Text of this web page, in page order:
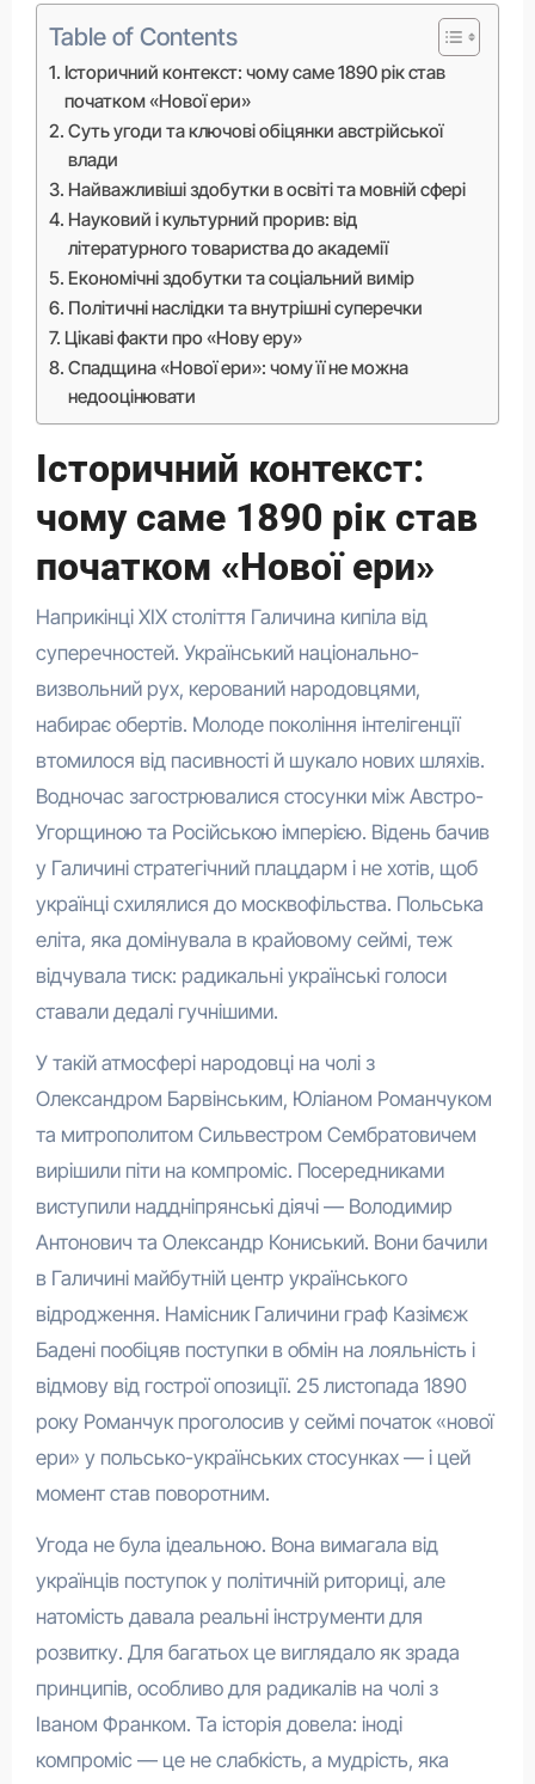
Table of Contents
Історичний контекст: чому саме 1890 рік став
початком «Нової ери»
Суть угоди та ключові обіцянки австрійської
влади
Найважливіші здобутки в освіті та мовній сфері
Науковий і культурний прорив: від
літературного товариства до академії
Економічні здобутки та соціальний вимір
Політичні наслідки та внутрішні суперечки
Цікаві факти про «Нову еру»
Спадщина «Нової ери»: чому її не можна
недооцінювати
Історичний контекст:
чому саме 1890 рік став
початком «Нової ери»
Наприкінці XIX століття Галичина кипіла від
суперечностей. Український національно-
визвольний рух, керований народовцями,
набирає обертів. Молоде покоління інтелігенції
втомилося від пасивності й шукало нових шляхів.
Водночас загострювалися стосунки між Австро-
Угорщиною та Російською імперією. Відень бачив
у Галичині стратегічний плацдарм і не хотів, щоб
українці схилялися до москвофільства. Польська
еліта, яка домінувала в крайовому сеймі, теж
відчувала тиск: радикальні українські голоси
ставали дедалі гучнішими.
У такій атмосфері народовці на чолі з
Олександром Барвінським, Юліаном Романчуком
та митрополитом Сильвестром Сембратовичем
вирішили піти на компроміс. Посередниками
виступили наддніпрянські діячі — Володимир
Антонович та Олександр Кониський. Вони бачили
в Галичині майбутній центр українського
відродження. Намісник Галичини граф Казімєж
Бадені пообіцяв поступки в обмін на лояльність і
відмову від гострої опозиції. 25 листопада 1890
року Романчук проголосив у сеймі початок «нової
ери» у польсько-українських стосунках — і цей
момент став поворотним.
Угода не була ідеальною. Вона вимагала від
українців поступок у політичній риториці, але
натомість давала реальні інструменти для
розвитку. Для багатьох це виглядало як зрада
принципів, особливо для радикалів на чолі з
Іваном Франком. Та історія довела: іноді
компроміс — це не слабкість, а мудрість, яка